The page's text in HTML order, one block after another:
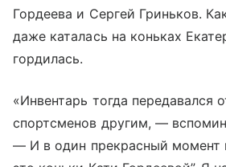
Гордеева и Сергей Гриньков.
даже каталась на коньках
гордилась.
«Инвентарь тогда передавался
спортсменов другим, —
— И в один прекрасный момент